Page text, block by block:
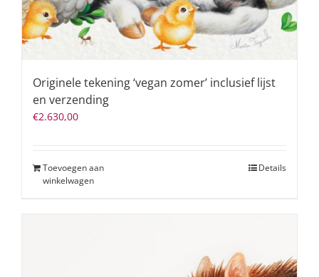
Originele tekening ‘vegan zomer’ inclusief lijst
en verzending
€2.630,00
Toevoegen aan
winkelwagen
Details